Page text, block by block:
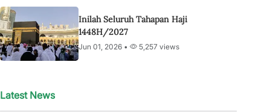
Inilah Seluruh Tahapan Haji
1448H/2027
Jun 01, 2026 • 5,257 views
Latest News